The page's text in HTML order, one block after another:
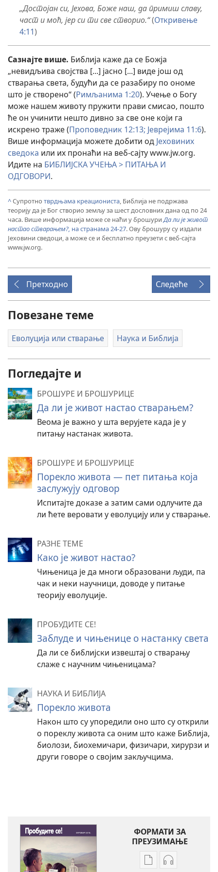
„Достојан си, Јехова, Боже наш, да примиш славу,
част и моћ, јер си ти све створио.“(Откривење
4:11)
Сазнајте више. Библија каже да се Божја
„невидљива својства [...] јасно [...] виде још од
стварања света, будући да се разабиру по ономе
што је створено“ (Римљанима 1:20). Учење о Богу
може нашем животу пружити прави смисао, пошто
ће он учинити нешто дивно за све оне који га
искрено траже (Проповедник 12:13; Јеврејима 11:6).
Више информација можете добити од Јеховиних
сведока или их пронаћи на веб-сајту www.jw.org.
Идите на БИБЛИЈСКА УЧЕЊА > ПИТАЊА И
ОДГОВОРИ.
^Супротно тврдњама креациониста, Библија не подржава
теорију да је Бог створио земљу за шест дословних дана од по 24
часа. Више информација може се наћи у брошуриДа ли је живот
настао стварањем?, на странама 24-27. Ову брошуру су издали
Јеховини сведоци, а може се и бесплатно преузети с веб-сајта
www.jw.org.
Претходно Следеће
Повезане теме
Еволуција или стварање Наука и Библија
Погледајте и
БРОШУРЕ И БРОШУРИЦЕ
Да ли је живот настао стварањем?
Веома је важно у шта верујете када је у
питању настанак живота.
БРОШУРЕ И БРОШУРИЦЕ
Порекло живота — пет питања која
заслужују одговор
Испитајте доказе а затим сами одлучите да
ли ћете веровати у еволуцију или у стварање.
РАЗНЕ ТЕМЕ
Како је живот настао?
Чињеница је да многи образовани људи, па
чак и неки научници, доводе у питање
теорију еволуције.
ПРОБУДИТЕ СЕ!
Заблуде и чињенице о настанку света
Да ли се библијски извештај о стварању
слаже с научним чињеницама?
НАУКА И БИБЛИЈА
Порекло живота
Након што су упоредили оно што су открили
о пореклу живота са оним што каже Библија,
биолози, биохемичари, физичари, хирурзи и
други говоре о својим закључцима.
ФОРМАТИ ЗА
ПРЕУЗИМАЊЕ
ФорматиФормати